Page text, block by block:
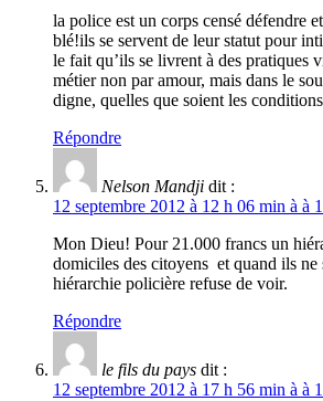
la police est un corps censé défendre
blé!ils se servent de leur statut pour
le fait qu’ils se livrent à des pratiques
métier non par amour, mais dans le
digne, quelles que soient les
Répondre
Nelson Mandji dit :
12 septembre 2012 à 12 h 06 min à à
Mon Dieu! Pour 21.000 francs un
domiciles des citoyens et quand ils ne
hiérarchie policière refuse de voir.
Répondre
le fils du pays dit :
12 septembre 2012 à 17 h 56 min à à